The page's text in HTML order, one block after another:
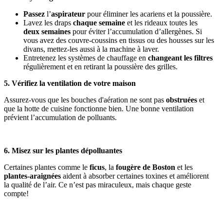
Passez l’aspirateur pour éliminer les acariens et la poussière.
Lavez les draps chaque semaine et les rideaux toutes les
deux semaines pour éviter l’accumulation d’allergènes. Si
vous avez des couvre-coussins en tissus ou des housses sur les
divans, mettez-les aussi à la machine à laver.
Entretenez les systèmes de chauffage en changeant les filtres
régulièrement et en retirant la poussière des grilles.
5. Vérifiez la ventilation de votre maison
Assurez-vous que les bouches d'aération ne sont pas obstruées et
que la hotte de cuisine fonctionne bien. Une bonne ventilation
prévient l’accumulation de polluants.
6. Misez sur les plantes dépolluantes
Certaines plantes comme le ficus, la fougère de Boston et les
plantes-araignées aident à absorber certaines toxines et améliorent
la qualité de l’air. Ce n’est pas miraculeux, mais chaque geste
compte!